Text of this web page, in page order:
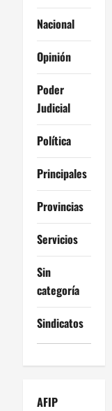
Nacional
Opinión
Poder
Judicial
Política
Principales
Provincias
Servicios
Sin
categoría
Sindicatos
AFIP